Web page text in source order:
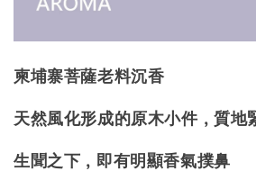
柬埔寨菩薩老料沉香
天然風化形成的原木小件，質
生聞之下，即有明顯香氣撲鼻